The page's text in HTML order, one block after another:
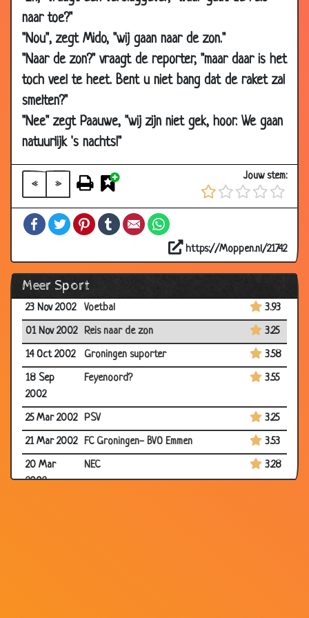
naar toe?"
"Nou", zegt Mido, "wij gaan naar de zon."
"Naar de zon?" vraagt de reporter, "maar daar is het
toch veel te heet. Bent u niet bang dat de raket zal
smelten?"
"Nee" zegt Paauwe, "wij zijn niet gek, hoor. We gaan
natuurlijk 's nachts!"
« »
Jouw stem:
FacebookTwitterPinterestTumblrEmail
https://Moppen.nl/21742
Meer Sport
30 Mar
2003
23 Mar
2003
Natte muts 2.83
19 Mar
2003
05 Mar
Stoere PSV fan
05 Mar
2003
Rust 3.60
05 Mar
2003
Vlieg
12 Feb 2003 Ajax
2.62
05 Jan 2003
bier/penalty
23 Nov 2002
Voetbal
3.93
01 Nov 2002
Reis naar de zon
3.25
14 Oct 2002
Groningen suporter
3.58
18 Sep
2002
Feyenoord? 3.55
25 Mar 2002 PSV
3.25
21 Mar 2002
FC Groningen- BVO Emmen
3.53
20 Mar
2002
NEC 3.28